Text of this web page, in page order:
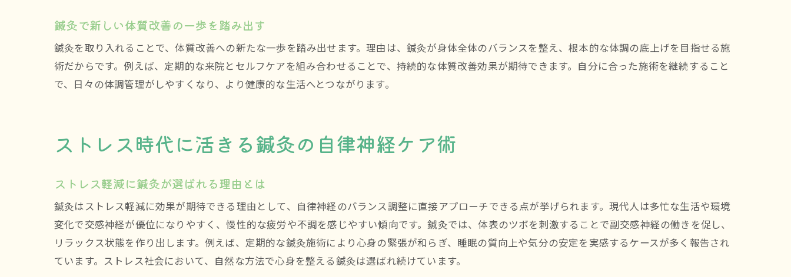
鍼灸体験者が伝える生活習慣へのアドバイス
心療内科との違いも知る鍼灸の魅力
鍼灸と心療内科治療の違いをわかりやすく解説
自律神経ケアに最適な鍼灸の取り入れ方とは
鍼灸でかなえる自律神経と体質の根本改善
鍼灸で目指す根本的な自律神経改善とは
体質から変える鍼灸の実践的アプローチ
鍼灸と生活習慣改善で持続的な健康を手に入れる
鍼灸で新しい体質改善の一歩を踏み出す
鍼灸を取り入れることで、体質改善への新たな一歩を踏み出せます。理由は、鍼灸が身体全体のバランスを整え、根本的な体調の底上げを目指せる施
術だからです。例えば、定期的な来院とセルフケアを組み合わせることで、持続的な体質改善効果が期待できます。自分に合った施術を継続すること
で、日々の体調管理がしやすくなり、より健康的な生活へとつながります。
ストレス時代に活きる鍼灸の自律神経ケア術
ストレス軽減に鍼灸が選ばれる理由とは
鍼灸はストレス軽減に効果が期待できる理由として、自律神経のバランス調整に直接アプローチできる点が挙げられます。現代人は多忙な生活や環境
変化で交感神経が優位になりやすく、慢性的な疲労や不調を感じやすい傾向です。鍼灸では、体表のツボを刺激することで副交感神経の働きを促し、
リラックス状態を作り出します。例えば、定期的な鍼灸施術により心身の緊張が和らぎ、睡眠の質向上や気分の安定を実感するケースが多く報告され
ています。ストレス社会において、自然な方法で心身を整える鍼灸は選ばれ続けています。